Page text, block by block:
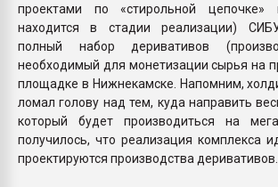
проектами по «стирольной
находится в стадии реализации)
полный набор деривативов
необходимый для монетизации сырья на
площадке в Нижнекамске. Напомним,
ломал голову над тем, куда направить
который будет производиться на
получилось, что реализация комплекса
проектируются производства деривативов.